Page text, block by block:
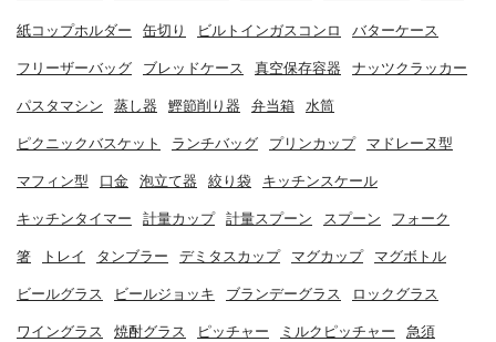
紙コップホルダー 缶切り ビルトインガスコンロ バターケース
フリーザーバッグ ブレッドケース 真空保存容器 ナッツクラッカー
パスタマシン 蒸し器 鰹節削り器 弁当箱 水筒
ピクニックバスケット ランチバッグ プリンカップ マドレーヌ型
マフィン型 口金 泡立て器 絞り袋 キッチンスケール
キッチンタイマー 計量カップ 計量スプーン スプーン フォーク
箸 トレイ タンブラー デミタスカップ マグカップ マグボトル
ビールグラス ビールジョッキ ブランデーグラス ロックグラス
ワイングラス 焼酎グラス ピッチャー ミルクピッチャー 急須